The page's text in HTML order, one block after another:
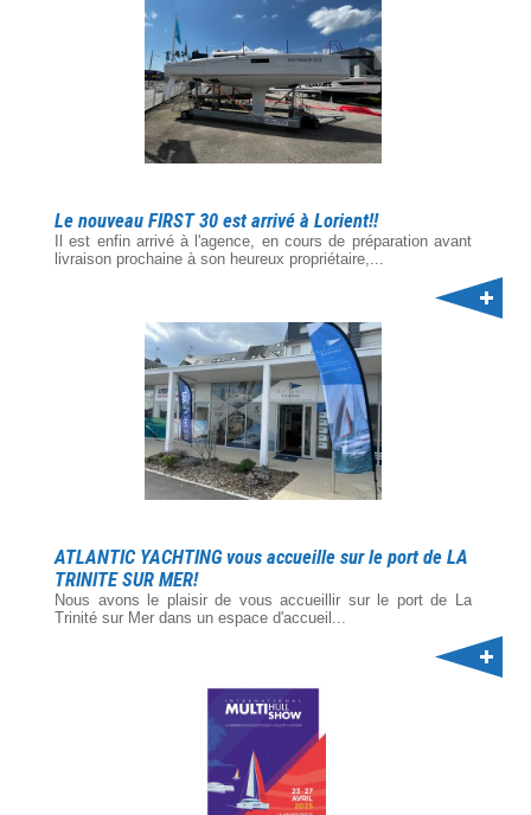
Le nouveau FIRST 30 est arrivé à Lorient!!
Il est enfin arrivé à l'agence, en cours de préparation avant
livraison prochaine à son heureux propriétaire,...
ATLANTIC YACHTING vous accueille sur le port de LA
TRINITE SUR MER!
Nous avons le plaisir de vous accueillir sur le port de La
Trinité sur Mer dans un espace d'accueil...